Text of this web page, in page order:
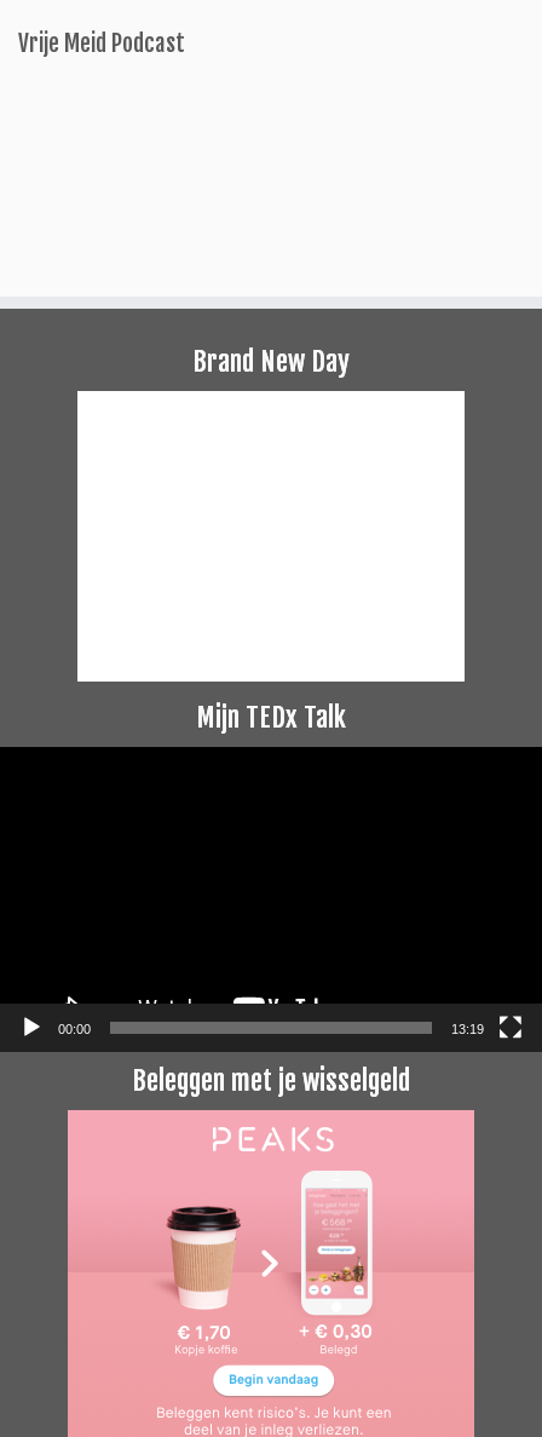
Vrije Meid Podcast
Brand New Day
Mijn TEDx Talk
00:00 13:19
Beleggen met je wisselgeld